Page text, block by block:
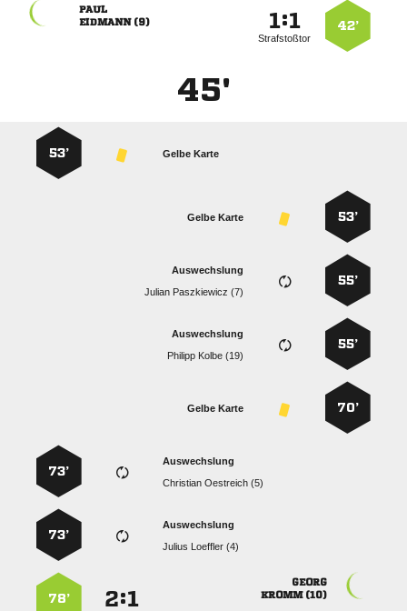
42’
:
Strafstoßtor

 
45'
Gelbe Karte
53’
53’
Gelbe Karte
55’
Auswechslung
  
55’
Auswechslung
  
70’
Gelbe Karte
Auswechslung
  
73’
Auswechslung
  
73’

 
:
78’